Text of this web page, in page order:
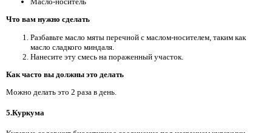
Что вам нужно сделать
Разбавьте масло мяты перечной с маслом-носителем, таким как
масло сладкого миндаля.
Нанесите эту смесь на пораженный участок.
Как часто вы должны это делать
Можно делать это 2 раза в день.
5.Куркума